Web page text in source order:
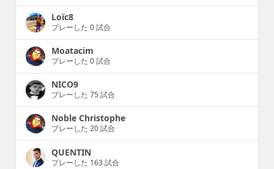
Loïc8
プレーした 0 試合
Moatacim
プレーした 0 試合
NICO9
プレーした 75 試合
Noble Christophe
プレーした 20 試合
QUENTIN
プレーした 163 試合